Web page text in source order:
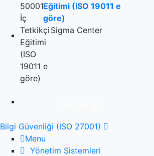
Eğitimi (ISO 19011 e
göre)
Sigma Center
Bilgi Güvenliği (ISO 27001)
Menu
Yönetim Sistemleri